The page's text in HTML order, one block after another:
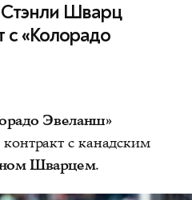
Стэнли Шварц
с «Колорадо
Эвеланш»
с канадским
Шварцем.